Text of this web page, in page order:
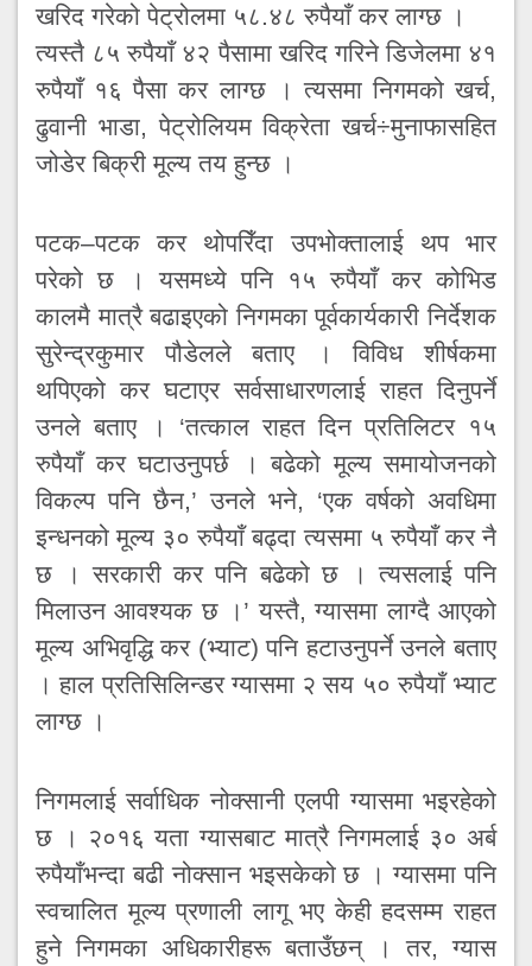
खरिद गरेको पेट्रोलमा ५८.४८ रुपैयाँ कर लाग्छ ।
त्यस्तै ८५ रुपैयाँ ४२ पैसामा खरिद गरिने डिजेलमा ४१
रुपैयाँ १६ पैसा कर लाग्छ । त्यसमा निगमको खर्च,
ढुवानी भाडा, पेट्रोलियम विक्रेता खर्च÷मुनाफासहित
जोडेर बिक्री मूल्य तय हुन्छ ।
पटक–पटक कर थोपरिँदा उपभोक्तालाई थप भार
परेको छ । यसमध्ये पनि १५ रुपैयाँ कर कोभिड
कालमै मात्रै बढाइएको निगमका पूर्वकार्यकारी निर्देशक
सुरेन्द्रकुमार पौडेलले बताए । विविध शीर्षकमा
थपिएको कर घटाएर सर्वसाधारणलाई राहत दिनुपर्ने
उनले बताए । ‘तत्काल राहत दिन प्रतिलिटर १५
रुपैयाँ कर घटाउनुपर्छ । बढेको मूल्य समायोजनको
विकल्प पनि छैन,’ उनले भने, ‘एक वर्षको अवधिमा
इन्धनको मूल्य ३० रुपैयाँ बढ्दा त्यसमा ५ रुपैयाँ कर नै
छ । सरकारी कर पनि बढेको छ । त्यसलाई पनि
मिलाउन आवश्यक छ ।’ यस्तै, ग्यासमा लाग्दै आएको
मूल्य अभिवृद्धि कर (भ्याट) पनि हटाउनुपर्ने उनले बताए
। हाल प्रतिसिलिन्डर ग्यासमा २ सय ५० रुपैयाँ भ्याट
लाग्छ ।
निगमलाई सर्वाधिक नोक्सानी एलपी ग्यासमा भइरहेको
छ । २०१६ यता ग्यासबाट मात्रै निगमलाई ३० अर्ब
रुपैयाँभन्दा बढी नोक्सान भइसकेको छ । ग्यासमा पनि
स्वचालित मूल्य प्रणाली लागू भए केही हदसम्म राहत
हुने निगमका अधिकारीहरू बताउँछन् । तर, ग्यास